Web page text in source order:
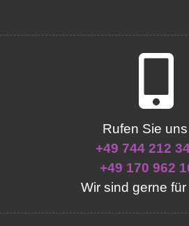
Rufen Sie
+49 744 212
+49 170 962
Wir sind gerne